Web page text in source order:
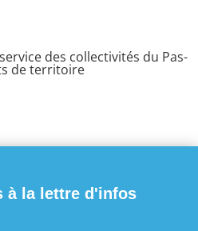
des collectivités du Pas-
de territoire
à la lettre d'infos